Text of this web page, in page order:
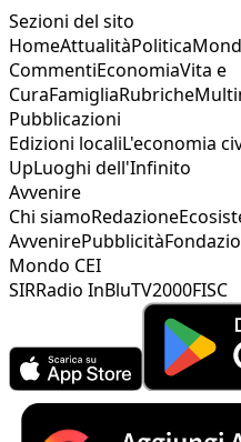
Sezioni del sito
HomeAttualitàPolitica
CommentiEconomiaVita e
CuraFamigliaRubriche
Pubblicazioni
Edizioni localiL'economia
UpLuoghi dell'Infinito
Avvenire
Chi siamoRedazione
AvvenirePubblicità
Mondo CEI
SIRRadio InBluTV2000FISC